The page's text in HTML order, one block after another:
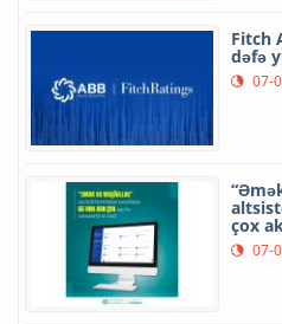
Fitch
dəfə
07-
çox
07-